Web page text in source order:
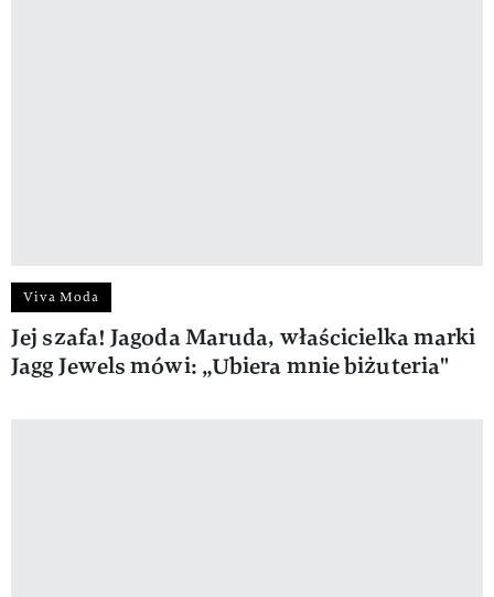
Viva Moda
Jej szafa! Jagoda Maruda, właścicielka marki
Jagg Jewels mówi: „Ubiera mnie biżuteria"